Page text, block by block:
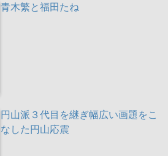
青木繁と福田たね
円山派３代目を継ぎ幅広い画題をこ
なした円山応震